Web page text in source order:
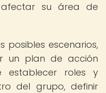
su área de
posibles escenarios,
un plan de acción
establecer roles y
del grupo, definir